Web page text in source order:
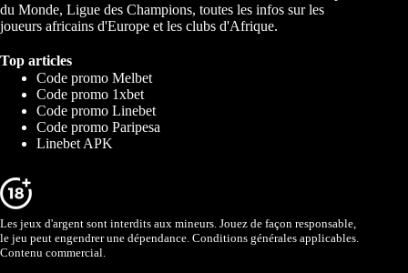
du Monde, Ligue des Champions, toutes les infos sur les
joueurs africains d'Europe et les clubs d'Afrique.
Top articles
Code promo Melbet
Code promo 1xbet
Code promo Linebet
Code promo Paripesa
Linebet APK
Les jeux d'argent sont interdits aux mineurs. Jouez de façon responsable,
le jeu peut engendrer une dépendance. Conditions générales applicables.
Contenu commercial.